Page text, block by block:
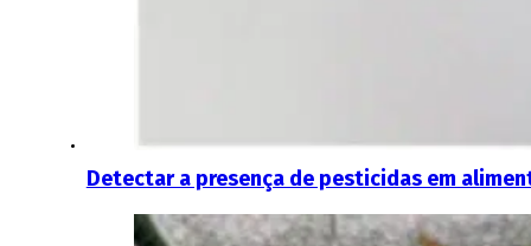
Detectar a presença de pesticidas em